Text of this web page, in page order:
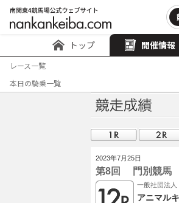
トップ 開催情報
レース一覧
本日の騎乗一覧
2023年7月25日
第8回 門別競馬
一般社団法
アニマル